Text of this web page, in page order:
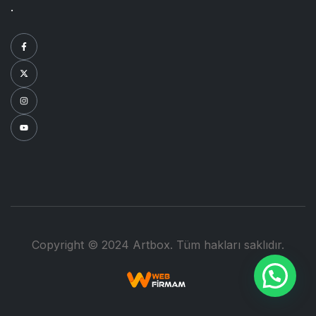
.
Copyright © 2024 Artbox. Tüm hakları saklıdır.